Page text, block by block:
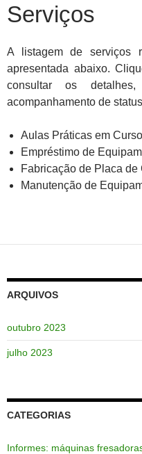
Serviços
A listagem de serviços
apresentada abaixo.
consultar os
acompanhamento de
Aulas Práticas em
Empréstimo de
Fabricação de Placa de
Manutenção de
ARQUIVOS
outubro 2023
julho 2023
CATEGORIAS
Informes: máquinas